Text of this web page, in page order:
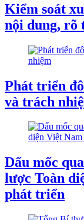
Kiểm soát
nội dung, rõ
Phát triển
và trách
Dấu mốc
lược Toàn
phát triển